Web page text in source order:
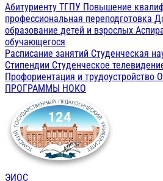
Абитуриенту ТГПУ Повышение
профессиональная переподготовка
образование детей и взрослых
обучающегося
Расписание занятий Студенческая
Стипендии Студенческое
Профориентация и трудоустройство
ПРОГРАММЫ НОКО
ЭИОС